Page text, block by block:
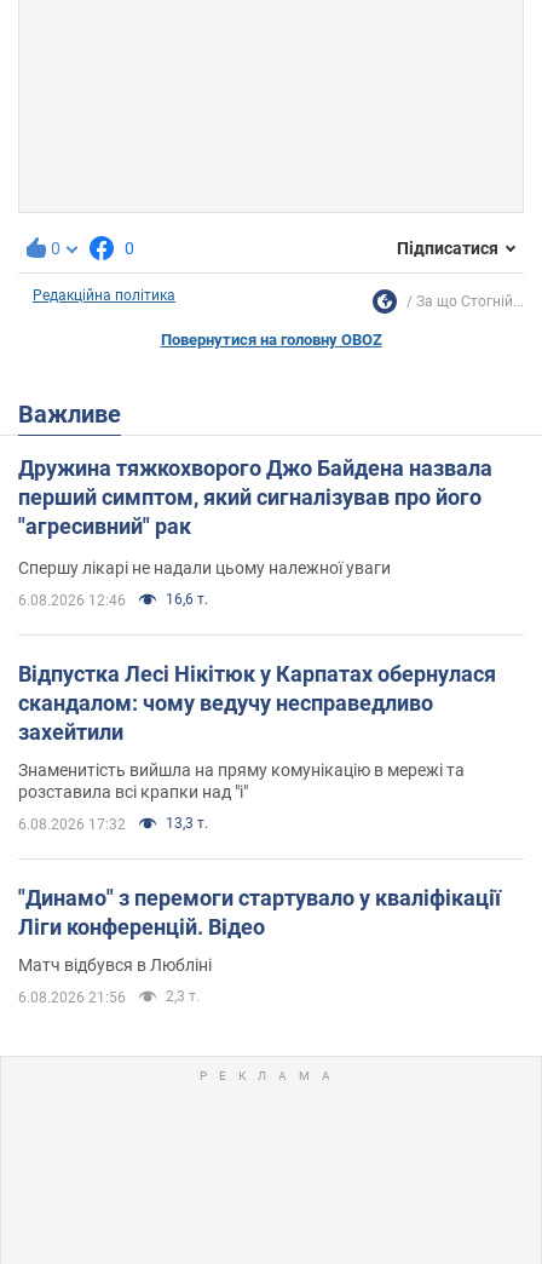
0 0 Підписатися
Редакційна політика За що Стогній...
Повернутися на головну OBOZ
Важливе
Дружина тяжкохворого Джо Байдена назвала
перший симптом, який сигналізував про його
"агресивний" рак
Спершу лікарі не надали цьому належної уваги
6.08.2026 12:46 16,6 т.
Відпустка Лесі Нікітюк у Карпатах обернулася
скандалом: чому ведучу несправедливо
захейтили
Знаменитість вийшла на пряму комунікацію в мережі та
розставила всі крапки над "і"
6.08.2026 17:32 13,3 т.
"Динамо" з перемоги стартувало у кваліфікації
Ліги конференцій. Відео
Матч відбувся в Любліні
6.08.2026 21:56 2,3 т.